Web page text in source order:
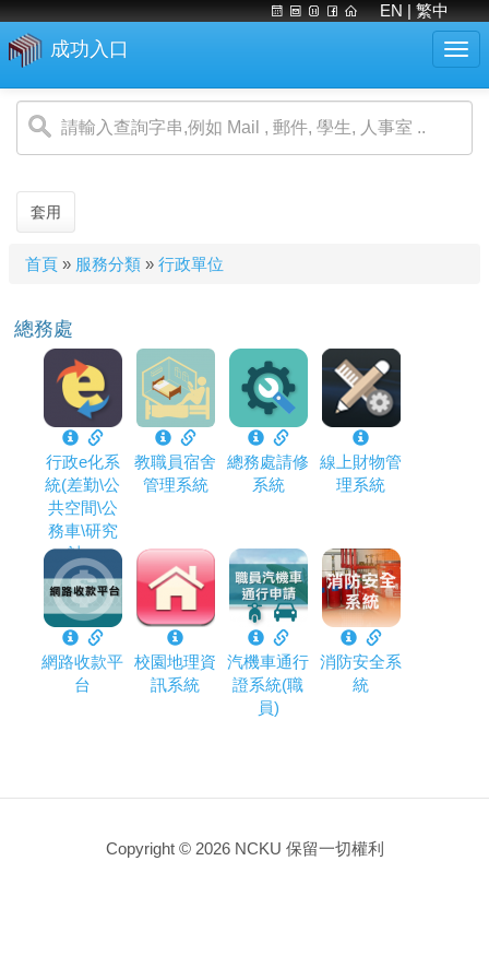
EN | 繁中
成功入口
套用
您
這
首頁 » 服務分類 » 行政單位
總務處
行政e化系
統(差勤\公
共空間\公
務車\研究
計...
教職員宿舍
管理系統
總務處請修
系統
線上財物管
理系統
網路收款平
台
校園地理資
訊系統
汽機車通行
證系統(職
員)
消防安全系
統
Copyright © 2026 NCKU 保留一切權利